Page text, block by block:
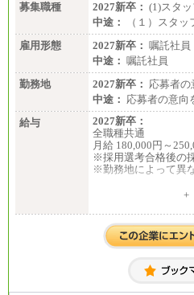
募集職種
2027新卒： (1)スタ
中途：
（１）スタ
雇用形態
2027新卒： 嘱託社員
中途： 嘱託社員
勤務地
2027新卒： 応募者
中途： 応募者の意
給与
2027新卒：
全職種共通
月給 180,000円～
※採用選考合格後の
※勤務地によって異
月給 200,000円～
入社時の処遇は経験
より決定します。
お伝えします。
+